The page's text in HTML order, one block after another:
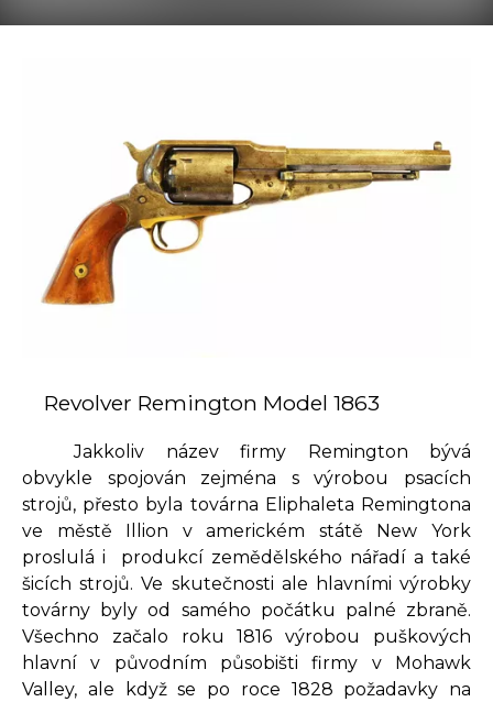
Revolver Remington Model 1863
Jakkoliv název firmy Remington bývá
obvykle spojován zejména s výrobou psacích
strojů, přesto byla továrna Eliphaleta Remingtona
ve městě Illion v americkém státě New York
proslulá i produkcí zemědělského nářadí a také
šicích strojů. Ve skutečnosti ale hlavními výrobky
továrny byly od samého počátku palné zbraně.
Všechno začalo roku 1816 výrobou puškových
hlavní v původním působišti firmy v Mohawk
Valley, ale když se po roce 1828 požadavky na